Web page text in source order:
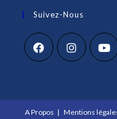
Suivez-Nous
un
nouvel
un
nouvel
un
nouvel
A Propos Mentions